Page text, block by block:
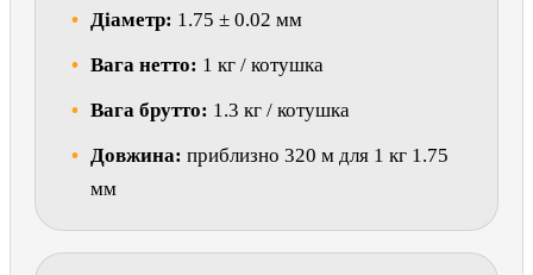
Діаметр: 1.75 ± 0.02 мм
Вага нетто: 1 кг / котушка
Вага брутто: 1.3 кг / котушка
Довжина: приблизно 320 м для 1 кг 1.75
мм